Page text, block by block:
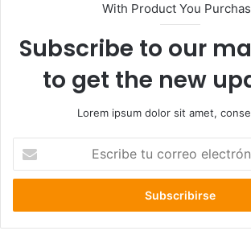
With Product You
Subscribe to our
to get the new
Lorem ipsum dolor sit amet,
correo